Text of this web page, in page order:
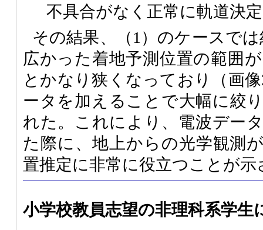
不具合がなく正常に軌道決
その結果、（1）のケースで
広かった着地予測位置の範囲
とかなり狭くなっており（画
ータを加えることで大幅に絞
れた。これにより、電波デー
た際に、地上からの光学観測
置推定に非常に役立つことが示
小学校教員志望の非理科系学生